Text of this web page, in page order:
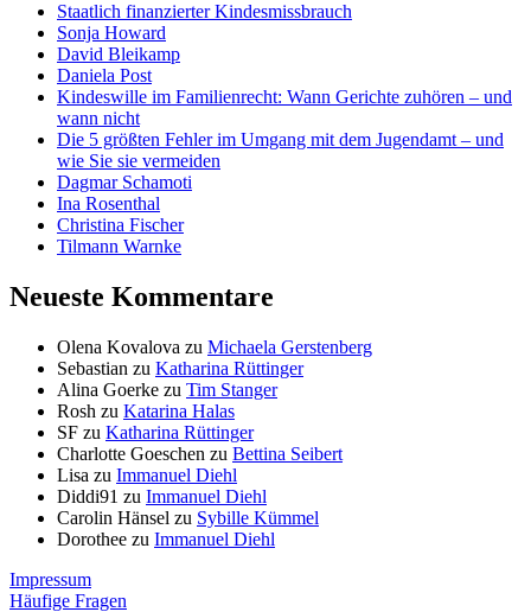
Staatlich finanzierter Kindesmissbrauch
Sonja Howard
David Bleikamp
Daniela Post
Kindeswille im Familienrecht: Wann Gerichte zuhören – und
wann nicht
Die 5 größten Fehler im Umgang mit dem Jugendamt – und
wie Sie sie vermeiden
Dagmar Schamoti
Ina Rosenthal
Christina Fischer
Tilmann Warnke
Neueste Kommentare
Olena Kovalova zu Michaela Gerstenberg
Sebastian zu Katharina Rüttinger
Alina Goerke zu Tim Stanger
Rosh zu Katarina Halas
SF zu Katharina Rüttinger
Charlotte Goeschen zu Bettina Seibert
Lisa zu Immanuel Diehl
Diddi91 zu Immanuel Diehl
Carolin Hänsel zu Sybille Kümmel
Dorothee zu Immanuel Diehl
Impressum
Häufige Fragen